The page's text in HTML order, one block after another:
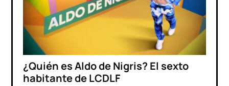
¿Quién es Aldo de Nigris? El sexto
habitante de LCDLF